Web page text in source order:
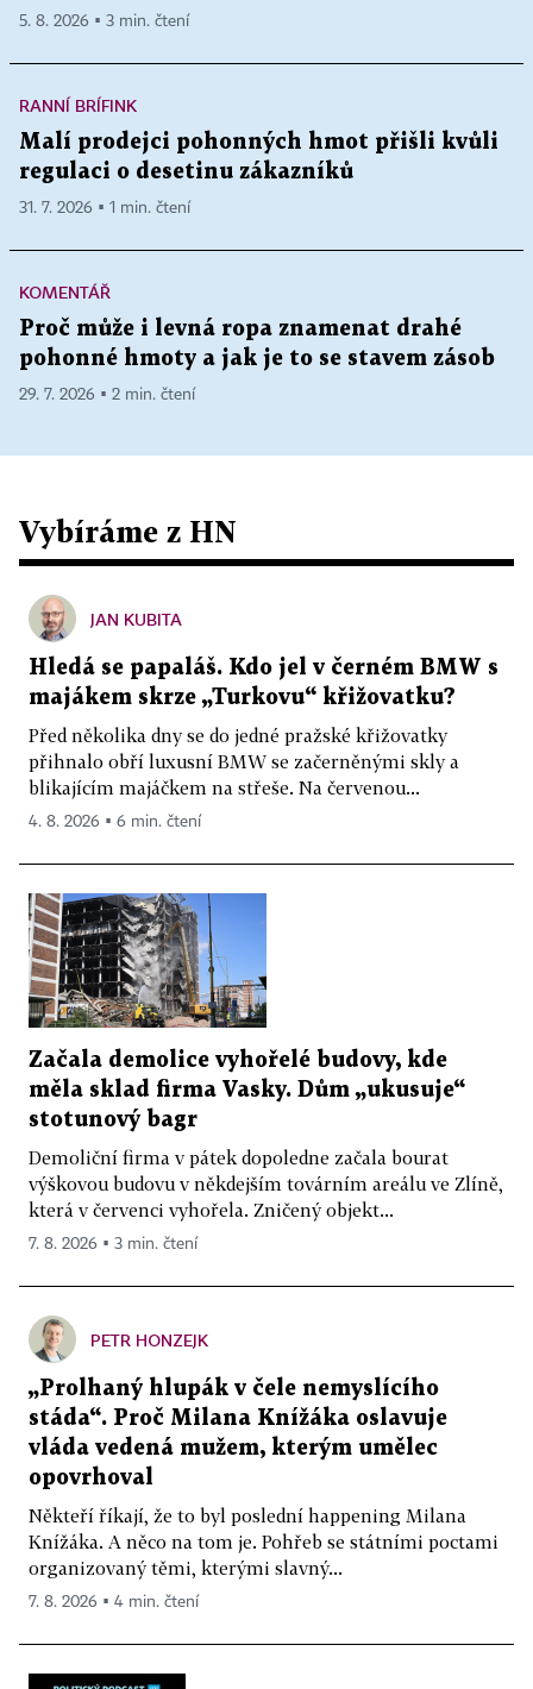
5. 8. 2026 ▪ 3 min. čtení
RANNÍ BRÍFINK
Malí prodejci pohonných hmot přišli kvůli
regulaci o desetinu zákazníků
31. 7. 2026 ▪ 1 min. čtení
KOMENTÁŘ
Proč může i levná ropa znamenat drahé
pohonné hmoty a jak je to se stavem zásob
29. 7. 2026 ▪ 2 min. čtení
Vybíráme z HN
JAN KUBITA
Hledá se papaláš. Kdo jel v černém BMW s
majákem skrze „Turkovu“ křižovatku?
Před několika dny se do jedné pražské křižovatky
přihnalo obří luxusní BMW se začerněnými skly a
blikajícím majáčkem na střeše. Na červenou...
4. 8. 2026 ▪ 6 min. čtení
Začala demolice vyhořelé budovy, kde
měla sklad firma Vasky. Dům „ukusuje“
stotunový bagr
Demoliční firma v pátek dopoledne začala bourat
výškovou budovu v někdejším továrním areálu ve Zlíně,
která v červenci vyhořela. Zničený objekt...
7. 8. 2026 ▪ 3 min. čtení
PETR HONZEJK
„Prolhaný hlupák v čele nemyslícího
stáda“. Proč Milana Knížáka oslavuje
vláda vedená mužem, kterým umělec
opovrhoval
Někteří říkají, že to byl poslední happening Milana
Knížáka. A něco na tom je. Pohřeb se státními poctami
organizovaný těmi, kterými slavný...
7. 8. 2026 ▪ 4 min. čtení